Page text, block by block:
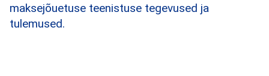
maksejõuetuse teenistuse tegevused ja
tulemused.